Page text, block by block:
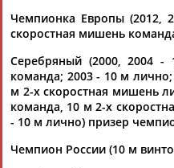
Каримжан
АБДРАХМАНОВ
Аделя
Чемпионка Европы (2012,
скоростная мишень
Серебряный (2000, 2004
команда; 2003 - 10 м
м 2-х скоростная мишень
команда, 10 м 2-х
- 10 м лично) призер
Чемпион России (10 м